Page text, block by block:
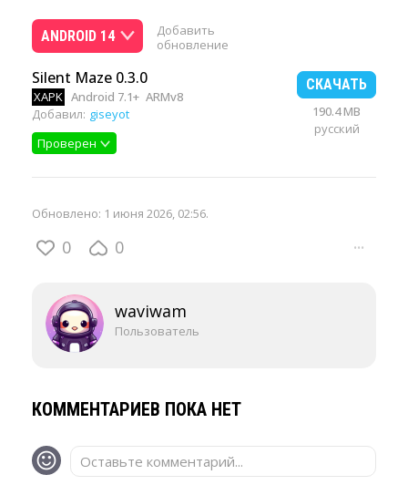
ANDROID 14
Добавить
обновление
Silent Maze 0.3.0
XAPK Android 7.1+ ARMv8
Добавил: giseyot
Проверен
СКАЧАТЬ
190.4 MB
русский
Обновлено: 1 июня 2026, 02:56.
0 0 ···
waviwam
Пользователь
КОММЕНТАРИЕВ ПОКА НЕТ
Оставьте комментарий...